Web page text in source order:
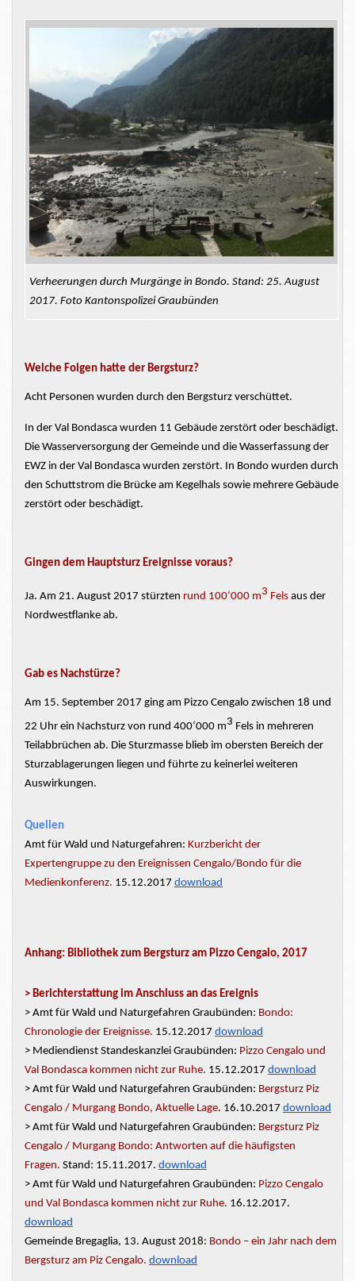
Verheerungen durch Murgänge in Bondo. Stand: 25. August
2017. Foto Kantonspolizei Graubünden
Welche Folgen hatte der Bergsturz?
Acht Personen wurden durch den Bergsturz verschüttet.
In der Val Bondasca wurden 11 Gebäude zerstört oder beschädigt.
Die Wasserversorgung der Gemeinde und die Wasserfassung der
EWZ in der Val Bondasca wurden zerstört. In Bondo wurden durch
den Schuttstrom die Brücke am Kegelhals sowie mehrere Gebäude
zerstört oder beschädigt.
Gingen dem Hauptsturz Ereignisse voraus?
Ja. Am 21. August 2017 stürzten rund 100‘000 m3 Fels aus der
Nordwestflanke ab.
Gab es Nachstürze?
Am 15. September 2017 ging am Pizzo Cengalo zwischen 18 und
22 Uhr ein Nachsturz von rund 400‘000 m3 Fels in mehreren
Teilabbrüchen ab. Die Sturzmasse blieb im obersten Bereich der
Sturzablagerungen liegen und führte zu keinerlei weiteren
Auswirkungen.
Quellen
Amt für Wald und Naturgefahren: Kurzbericht der
Expertengruppe zu den Ereignissen Cengalo/Bondo für die
Medienkonferenz. 15.12.2017 download
Anhang: Bibliothek zum Bergsturz am Pizzo Cengalo, 2017
> Berichterstattung im Anschluss an das Ereignis
> Amt für Wald und Naturgefahren Graubünden: Bondo:
Chronologie der Ereignisse. 15.12.2017 download
> Mediendienst Standeskanzlei Graubünden: Pizzo Cengalo und
Val Bondasca kommen nicht zur Ruhe. 15.12.2017 download
> Amt für Wald und Naturgefahren Graubünden: Bergsturz Piz
Cengalo / Murgang Bondo, Aktuelle Lage. 16.10.2017 download
> Amt für Wald und Naturgefahren Graubünden: Bergsturz Piz
Cengalo / Murgang Bondo: Antworten auf die häufigsten
Fragen. Stand: 15.11.2017. download
> Amt für Wald und Naturgefahren Graubünden: Pizzo Cengalo
und Val Bondasca kommen nicht zur Ruhe. 16.12.2017.
download
Gemeinde Bregaglia, 13. August 2018: Bondo – ein Jahr nach dem
Bergsturz am Piz Cengalo. download